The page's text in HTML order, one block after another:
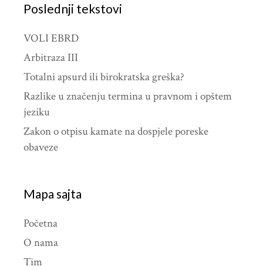
Poslednji tekstovi
VOLI EBRD
Arbitraza III
Totalni apsurd ili birokratska greška?
Razlike u značenju termina u pravnom i opštem
jeziku
Zakon o otpisu kamate na dospjele poreske
obaveze
Mapa sajta
Početna
O nama
Tim